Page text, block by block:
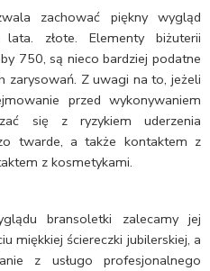
zachować piękny wygląd
złote. Elementy biżuterii
750, są nieco bardziej podatne
zarysowań. Z uwagi na to, jeżeli
przed wykonywaniem
się z ryzykiem uderzenia
twarde, a także kontaktem z
z kosmetykami.
bransoletki zalecamy jej
miękkiej ściereczki jubilerskiej, a
z usługo profesjonalnego